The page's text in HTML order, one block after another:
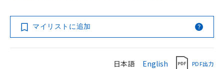
マイリストに追加
日本語 English PDF出力